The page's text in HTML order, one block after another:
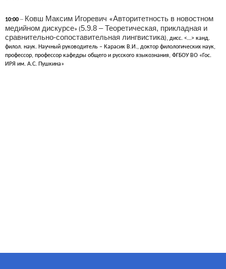
10:00 – Ковш Максим Игоревич «Авторитетность в новостном
медийном дискурсе» (5.9.8 – Теоретическая, прикладная и
сравнительно-сопоставительная лингвистика), дисс. <…> канд.
филол. наук. Научный руководитель – Карасик В.И., доктор филологических наук,
профессор, профессор кафедры общего и русского языкознания, ФГБОУ ВО «Гос.
ИРЯ им. А.С. Пушкина»